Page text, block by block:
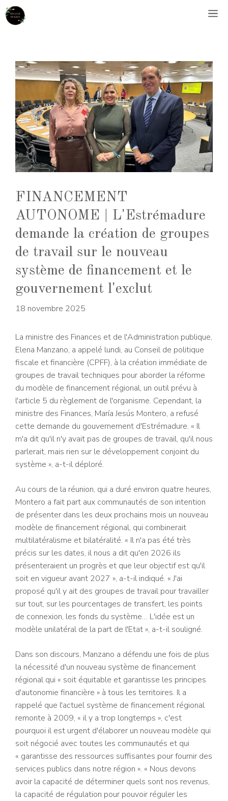
Aller
au
FINANCEMENT
AUTONOME | L'Estrémadure
demande la création de groupes
de travail sur le nouveau
système de financement et le
gouvernement l'exclut
18 novembre 2025
La ministre des Finances et de l'Administration publique,
Elena Manzano, a appelé lundi, au Conseil de politique
fiscale et financière (CPFF), à la création immédiate de
groupes de travail techniques pour aborder la réforme
du modèle de financement régional, un outil prévu à
l'article 5 du règlement de l'organisme. Cependant, la
ministre des Finances, María Jesús Montero, a refusé
cette demande du gouvernement d'Estrémadure. « Il
m'a dit qu'il n'y avait pas de groupes de travail, qu'il nous
parlerait, mais rien sur le développement conjoint du
système », a-t-il déploré.
Au cours de la réunion, qui a duré environ quatre heures,
Montero a fait part aux communautés de son intention
de présenter dans les deux prochains mois un nouveau
modèle de financement régional, qui combinerait
multilatéralisme et bilatéralité. « Il n'a pas été très
précis sur les dates, il nous a dit qu'en 2026 ils
présenteraient un progrès et que leur objectif est qu'il
soit en vigueur avant 2027 », a-t-il indiqué. « J'ai
proposé qu'il y ait des groupes de travail pour travailler
sur tout, sur les pourcentages de transfert, les points
de connexion, les fonds du système… L'idée est un
modèle unilatéral de la part de l'Etat », a-t-il souligné.
Dans son discours, Manzano a défendu une fois de plus
la nécessité d'un nouveau système de financement
régional qui « soit équitable et garantisse les principes
d'autonomie financière » à tous les territoires. Il a
rappelé que l'actuel système de financement régional
remonte à 2009, « il y a trop longtemps », c'est
pourquoi il est urgent d'élaborer un nouveau modèle qui
soit négocié avec toutes les communautés et qui
« garantisse des ressources suffisantes pour fournir des
services publics dans notre région ». « Nous devons
avoir la capacité de déterminer quels sont nos revenus,
la capacité de régulation pour pouvoir réguler les